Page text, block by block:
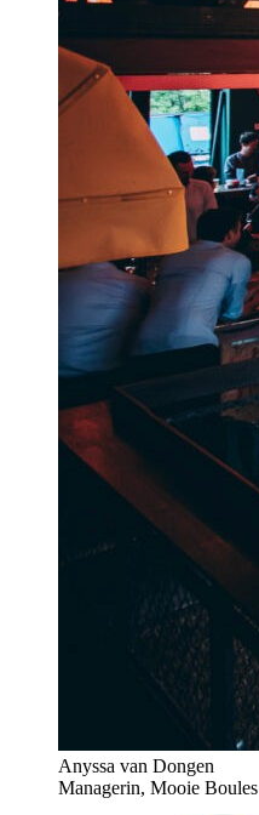
Anyssa van Dongen
Managerin, Mooie Boules